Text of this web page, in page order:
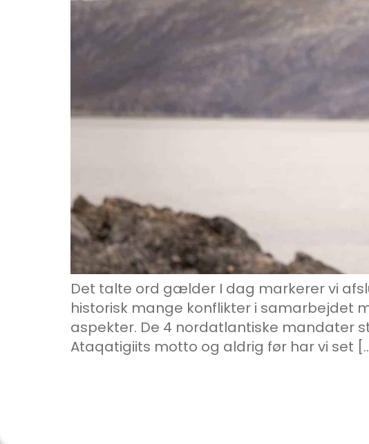
Det talte ord gælder I dag markerer vi
historisk mange konflikter i samarbejdet
aspekter. De 4 nordatlantiske mandater
Ataqatigiits motto og aldrig før har vi set